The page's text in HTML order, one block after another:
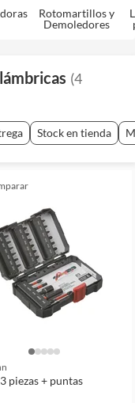
Rotomartillos y
Demoledores
(4
Stock en tienda
piezas + puntas